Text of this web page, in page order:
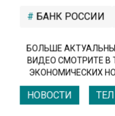
БАНК РОССИИ
БОЛЬШЕ
ВИДЕО СМОТРИТЕ В
ЭКОНОМИЧЕСКИХ
НОВОСТИ